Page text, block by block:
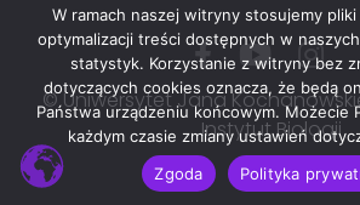
© Uniwersytet Jana
Instytut Biologii
W ramach naszej witryny stosujemy
optymalizacji treści dostępnych w
statystyk. Korzystanie z witryny bez
dotyczących cookies oznacza, że będą
Państwa urządzeniu końcowym. Możecie
każdym czasie zmiany ustawień
Zgoda
Polityka